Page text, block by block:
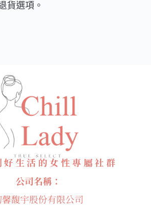
貨選項。
好生活的女性專屬社群
公司名稱：
馨馥宇股份有限公司